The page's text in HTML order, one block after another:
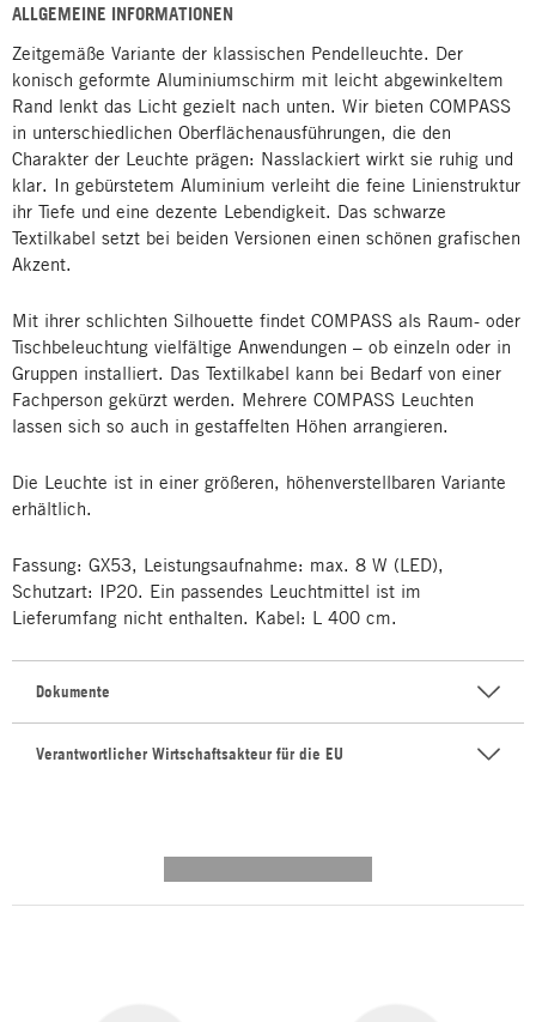
ALLGEMEINE INFORMATIONEN
Zeitgemäße Variante der klassischen Pendelleuchte. Der
konisch geformte Aluminiumschirm mit leicht abgewinkeltem
Rand lenkt das Licht gezielt nach unten. Wir bieten COMPASS
in unterschiedlichen Oberflächenausführungen, die den
Charakter der Leuchte prägen: Nasslackiert wirkt sie ruhig und
klar. In gebürstetem Aluminium verleiht die feine Linienstruktur
ihr Tiefe und eine dezente Lebendigkeit. Das schwarze
Textilkabel setzt bei beiden Versionen einen schönen grafischen
Akzent.
Mit ihrer schlichten Silhouette findet COMPASS als Raum- oder
Tischbeleuchtung vielfältige Anwendungen – ob einzeln oder in
Gruppen installiert. Das Textilkabel kann bei Bedarf von einer
Fachperson gekürzt werden. Mehrere COMPASS Leuchten
lassen sich so auch in gestaffelten Höhen arrangieren.
Die Leuchte ist in einer größeren, höhenverstellbaren Variante
erhältlich.
Fassung: GX53, Leistungsaufnahme: max. 8 W (LED),
Schutzart: IP20. Ein passendes Leuchtmittel ist im
Lieferumfang nicht enthalten. Kabel: L 400 cm.
Dokumente
Verantwortlicher Wirtschaftsakteur für die EU